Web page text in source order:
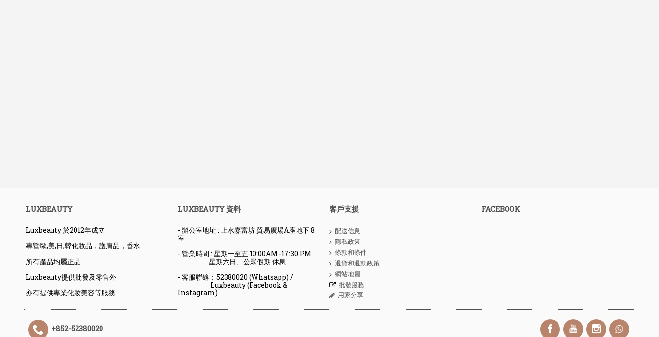
LUXBEAUTY
Luxbeauty 於2012年成立
專營歐,美,日,韓化妝品，護膚品，香水
所有產品均屬正品
Luxbeauty提供批發及零售外
亦有提供專業化妝美容等服務
LUXBEAUTY 資料
- 辦公室地址 : 上水嘉富坊 貿易廣場A座地下 8
室
- 營業時間 : 星期一至五 10:00AM -17:30 PM
星期六日、公眾假期 休息
- 客服聯絡：52380020 (Whatsapp) /
Luxbeauty (Facebook &
Instagram)
客戶支援
配送信息
隱私政策
條款和條件
退貨和退款政策
網站地圖
批發服務
用家分享
FACEBOOK
+852-52380020